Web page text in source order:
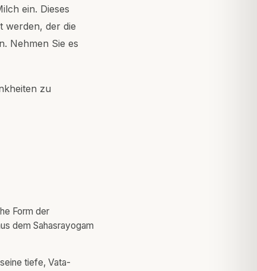
ein. Dieses
werden, der die
Nehmen Sie es
zu
Form der
dem Sahasrayogam
tiefe, Vata-